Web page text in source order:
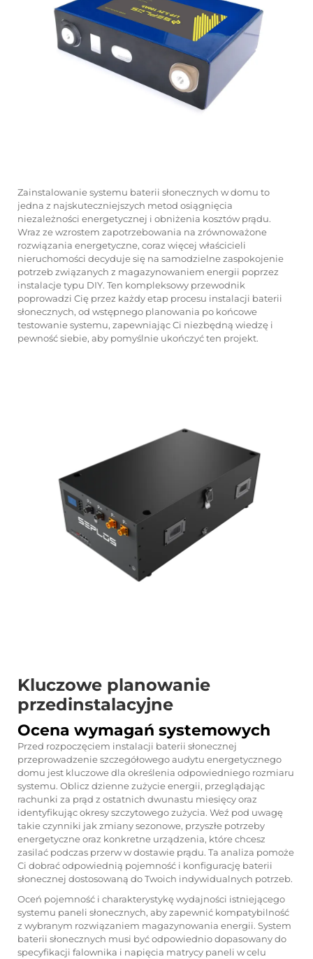
Zainstalowanie systemu baterii słonecznych w domu to
jedna z najskuteczniejszych metod osiągnięcia
niezależności energetycznej i obniżenia kosztów prądu.
Wraz ze wzrostem zapotrzebowania na zrównoważone
rozwiązania energetyczne, coraz więcej właścicieli
nieruchomości decyduje się na samodzielne zaspokojenie
potrzeb związanych z magazynowaniem energii poprzez
instalacje typu DIY. Ten kompleksowy przewodnik
poprowadzi Cię przez każdy etap procesu instalacji baterii
słonecznych, od wstępnego planowania po końcowe
testowanie systemu, zapewniając Ci niezbędną wiedzę i
pewność siebie, aby pomyślnie ukończyć ten projekt.
Kluczowe planowanie
przedinstalacyjne
Ocena wymagań systemowych
Przed rozpoczęciem instalacji baterii słonecznej
przeprowadzenie szczegółowego audytu energetycznego
domu jest kluczowe dla określenia odpowiedniego rozmiaru
systemu. Oblicz dzienne zużycie energii, przeglądając
rachunki za prąd z ostatnich dwunastu miesięcy oraz
identyfikując okresy szczytowego zużycia. Weź pod uwagę
takie czynniki jak zmiany sezonowe, przyszłe potrzeby
energetyczne oraz konkretne urządzenia, które chcesz
zasilać podczas przerw w dostawie prądu. Ta analiza pomoże
Ci dobrać odpowiednią pojemność i konfigurację baterii
słonecznej dostosowaną do Twoich indywidualnych potrzeb.
Oceń pojemność i charakterystykę wydajności istniejącego
systemu paneli słonecznych, aby zapewnić kompatybilność
z wybranym rozwiązaniem magazynowania energii. System
baterii słonecznych musi być odpowiednio dopasowany do
specyfikacji falownika i napięcia matrycy paneli w celu